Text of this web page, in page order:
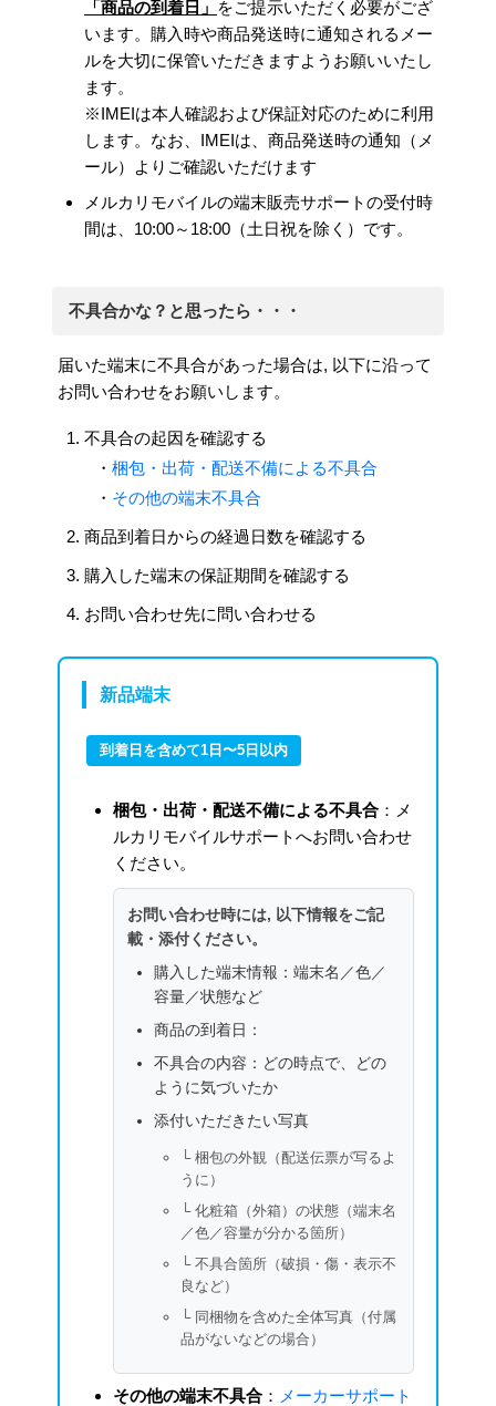
「商品の到着日」 をご提示いただく必要がござ
います。購入時や商品発送時に通知されるメー
ルを大切に保管いただきますようお願いいたし
ます。
※IMEIは本人確認および保証対応のために利用
します。なお、IMEIは、商品発送時の通知（メ
ール）よりご確認いただけます
メルカリモバイルの端末販売サポートの受付時
間は、10:00～18:00（土日祝を除く）です。
不具合かな？と思ったら・・・
届いた端末に不具合があった場合は, 以下に沿って
お問い合わせをお願いします。
不具合の起因を確認する
・ 梱包・出荷・配送不備による不具合
・ その他の端末不具合
商品到着日からの経過日数を確認する
購入した端末の保証期間を確認する
お問い合わせ先に問い合わせる
新品端末
到着日を含めて1日〜5日以内
梱包・出荷・配送不備による不具合 ：メ
ルカリモバイルサポートへお問い合わせ
ください。
お問い合わせ時には, 以下情報をご記
載・添付ください。
購入した端末情報：端末名／色／
容量／状態など
商品の到着日：
不具合の内容：どの時点で、どの
ように気づいたか
添付いただきたい写真
└ 梱包の外観（配送伝票が写るよ
うに）
└ 化粧箱（外箱）の状態（端末名
／色／容量が分かる箇所）
└ 不具合箇所（破損・傷・表示不
良など）
└ 同梱物を含めた全体写真（付属
品がないなどの場合）
その他の端末不具合 ： メーカーサポート